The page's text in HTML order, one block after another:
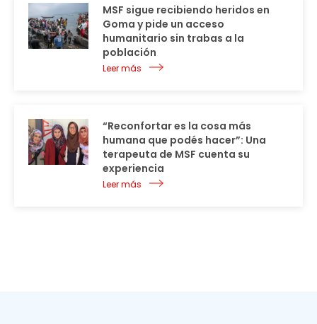
MSF sigue recibiendo heridos en
Goma y pide un acceso
humanitario sin trabas a la
población
Leer más
“Reconfortar es la cosa más
humana que podés hacer”: Una
terapeuta de MSF cuenta su
experiencia
Leer más